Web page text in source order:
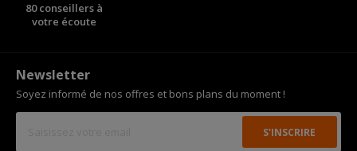
80 conseillers à
votre écoute
Newsletter
Soyez informé de nos offres et bons plans du moment !